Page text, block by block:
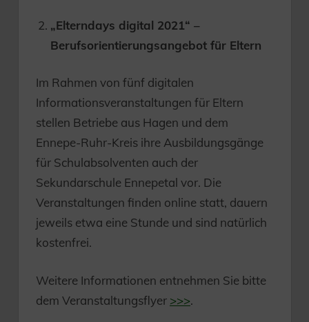
„Elterndays digital 2021“ –
Berufsorientierungsangebot für Eltern
Im Rahmen von fünf digitalen
Informationsveranstaltungen für Eltern
stellen Betriebe aus Hagen und dem
Ennepe-Ruhr-Kreis ihre Ausbildungsgänge
für Schulabsolventen auch der
Sekundarschule Ennepetal vor. Die
Veranstaltungen finden online statt, dauern
jeweils etwa eine Stunde und sind natürlich
kostenfrei.
Weitere Informationen entnehmen Sie bitte
dem Veranstaltungsflyer >>>.